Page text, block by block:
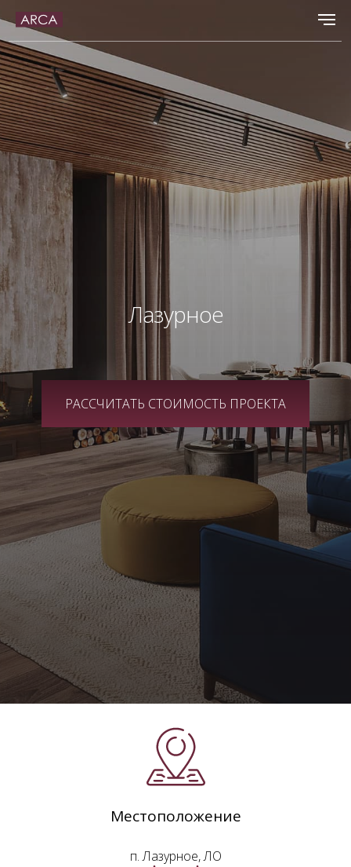
Лазурное
РАССЧИТАТЬ СТОИМОСТЬ ПРОЕКТА
Местоположение
п. Лазурное, ЛО